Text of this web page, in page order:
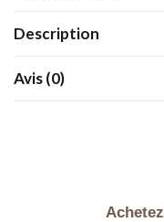
Description
Avis (0)